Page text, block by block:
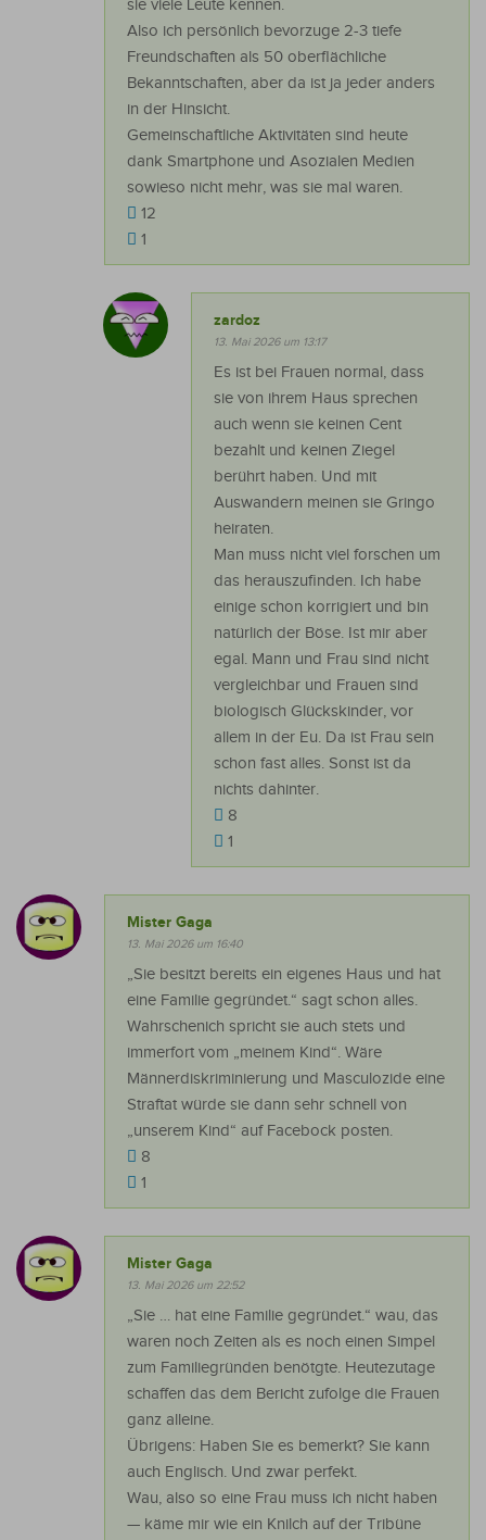
sie viele Leute kennen.
Also ich persönlich bevorzuge 2-3 tiefe
Freundschaften als 50 oberflächliche
Bekanntschaften, aber da ist ja jeder anders
in der Hinsicht.
Gemeinschaftliche Aktivitäten sind heute
dank Smartphone und Asozialen Medien
sowieso nicht mehr, was sie mal waren.
12
1
zardoz
13. Mai 2026 um 13:17
Es ist bei Frauen normal, dass
sie von ihrem Haus sprechen
auch wenn sie keinen Cent
bezahlt und keinen Ziegel
berührt haben. Und mit
Auswandern meinen sie Gringo
heiraten.
Man muss nicht viel forschen um
das herauszufinden. Ich habe
einige schon korrigiert und bin
natürlich der Böse. Ist mir aber
egal. Mann und Frau sind nicht
vergleichbar und Frauen sind
biologisch Glückskinder, vor
allem in der Eu. Da ist Frau sein
schon fast alles. Sonst ist da
nichts dahinter.
8
1
Mister Gaga
13. Mai 2026 um 16:40
„Sie besitzt bereits ein eigenes Haus und hat
eine Familie gegründet.“ sagt schon alles.
Wahrschenich spricht sie auch stets und
immerfort vom „meinem Kind“. Wäre
Männerdiskriminierung und Masculozide eine
Straftat würde sie dann sehr schnell von
„unserem Kind“ auf Facebock posten.
8
1
Mister Gaga
13. Mai 2026 um 22:52
„Sie … hat eine Familie gegründet.“ wau, das
waren noch Zeiten als es noch einen Simpel
zum Familiegründen benötgte. Heutezutage
schaffen das dem Bericht zufolge die Frauen
ganz alleine.
Übrigens: Haben Sie es bemerkt? Sie kann
auch Englisch. Und zwar perfekt.
Wau, also so eine Frau muss ich nicht haben
— käme mir wie ein Knilch auf der Tribüne